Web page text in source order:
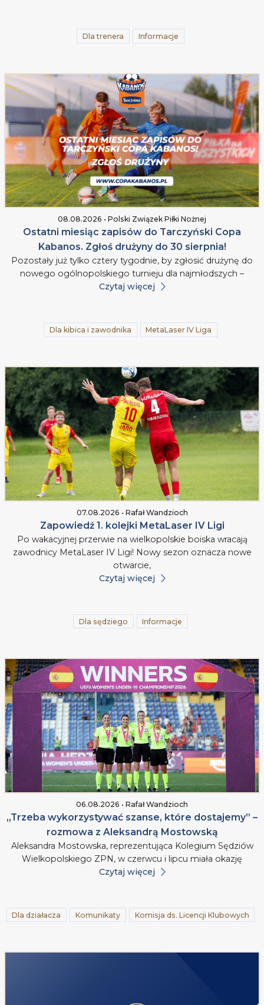
Dla trenera Informacje
08.08.2026 • Polski Związek Piłki Nożnej
Ostatni miesiąc zapisów do Tarczyński Copa
Kabanos. Zgłoś drużyny do 30 sierpnia!
Pozostały już tylko cztery tygodnie, by zgłosić drużynę do
nowego ogólnopolskiego turnieju dla najmłodszych –
Czytaj więcej
Dla kibica i zawodnika MetaLaser IV Liga
07.08.2026 • Rafał Wandzioch
Zapowiedź 1. kolejki MetaLaser IV Ligi
Po wakacyjnej przerwie na wielkopolskie boiska wracają
zawodnicy MetaLaser IV Ligi! Nowy sezon oznacza nowe
otwarcie,
Czytaj więcej
Dla sędziego Informacje
06.08.2026 • Rafał Wandzioch
„Trzeba wykorzystywać szanse, które dostajemy” –
rozmowa z Aleksandrą Mostowską
Aleksandra Mostowska, reprezentująca Kolegium Sędziów
Wielkopolskiego ZPN, w czerwcu i lipcu miała okazję
Czytaj więcej
Dla działacza Komunikaty Komisja ds. Licencji Klubowych